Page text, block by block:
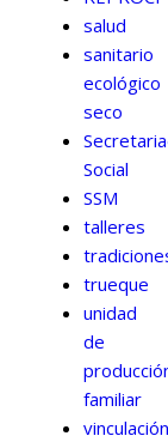
salud
sanitario
ecológico
seco
Social
SSM
talleres
trueque
unidad
de
familiar
vinculación